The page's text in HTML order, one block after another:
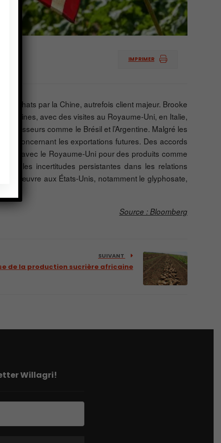
IMPRIMER
achats par la Chine, autrefois client majeur. Brooke
avec des visites au Royaume-Uni, en Italie,
comme le Brésil et l’Argentine. Malgré les
concernant les exportations futures. Des accords
avec le Royaume-Uni pour des produits comme
les incertitudes persistantes dans les relations
en œuvre aux États-Unis, notamment le glyphosate,
Source : Bloomberg
SUIVANT
de la production sucrière africaine
Willagri!